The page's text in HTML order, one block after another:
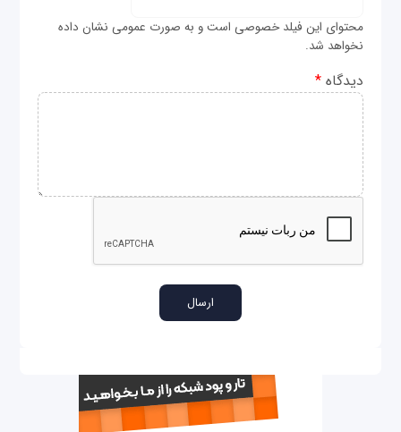
محتوای این فیلد خصوصی است و به صورت عمومی نشان داده
نخواهد شد.
دیدگاه*